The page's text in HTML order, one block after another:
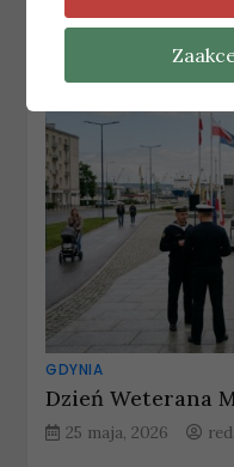
GDYNIA
Dzień Weterana
25 maja, 2026